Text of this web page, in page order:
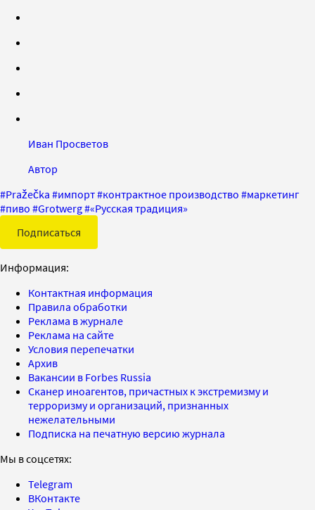
Иван Просветов
Автор
#Pražečka #импорт#контрактное производство #маркетинг
#пиво #Grotwerg#«Русская традиция»
Подписаться
Информация:
Контактная информация
Правила обработки
Реклама в журнале
Реклама на сайте
Условия перепечатки
Архив
Вакансии в Forbes Russia
Сканер иноагентов, причастных к экстремизму и
терроризму и организаций, признанных
нежелательными
Подписка на печатную версию журнала
Мы в соцсетях:
Telegram
ВКонтакте